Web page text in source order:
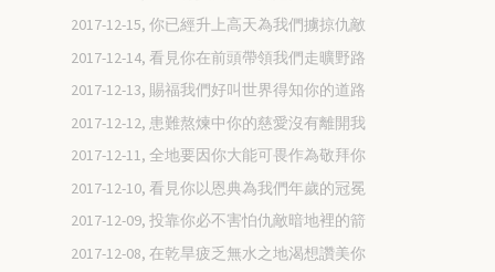
2017-12-15, 你已經升上高天為我們擄掠仇敵
2017-12-14, 看見你在前頭帶領我們走曠野路
2017-12-13, 賜福我們好叫世界得知你的道路
2017-12-12, 患難熬煉中你的慈愛沒有離開我
2017-12-11, 全地要因你大能可畏作為敬拜你
2017-12-10, 看見你以恩典為我們年歲的冠冕
2017-12-09, 投靠你必不害怕仇敵暗地裡的箭
2017-12-08, 在乾旱疲乏無水之地渴想讚美你